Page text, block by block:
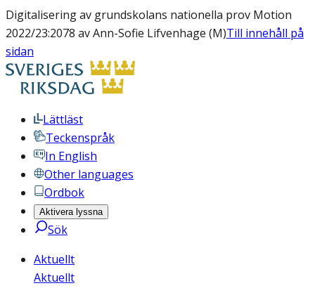
Digitalisering av grundskolans nationella prov Motion
2022/23:2078 av Ann-Sofie Lifvenhage (M)Till innehåll på
sidan
Lättläst
Teckenspråk
In English
Other languages
Ordbok
Aktivera lyssna
Sök
Aktuellt
Aktuellt